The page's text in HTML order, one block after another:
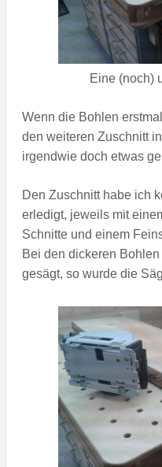
Eine (noch)
Wenn die Bohlen
den weiteren Zuschnitt
irgendwie doch etwas
Den Zuschnitt habe ich
erledigt, jeweils mit
Schnitte und einem
Bei den dickeren
gesägt, so wurde die